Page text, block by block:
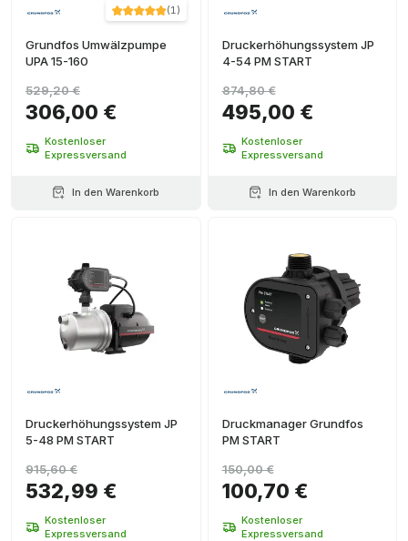
(1)
Grundfos Umwälzpumpe
UPA 15-160
306,00 €
529,20 €
Kostenloser
Expressversand
In den Warenkorb
Druckerhöhungssystem JP
4-54 PM START
495,00 €
874,80 €
Kostenloser
Expressversand
In den Warenkorb
Druckerhöhungssystem JP
5-48 PM START
532,99 €
915,60 €
Kostenloser
Expressversand
Druckmanager Grundfos
PM START
100,70 €
150,00 €
Kostenloser
Expressversand